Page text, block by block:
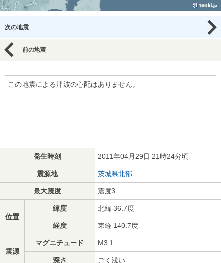
次の地震
前の地震
この地震による津波の心配はありません。
発生時刻 2011年04月29日 21時24分頃
震源地 茨城県北部
最大震度 震度3
位置
緯度 北緯 36.7度
経度 東経 140.7度
震源
マグニチュード M3.1
深さ ごく浅い